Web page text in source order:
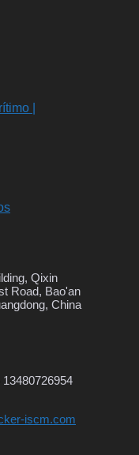
|
Qixin
Road, Bao'an
China
iscm.com